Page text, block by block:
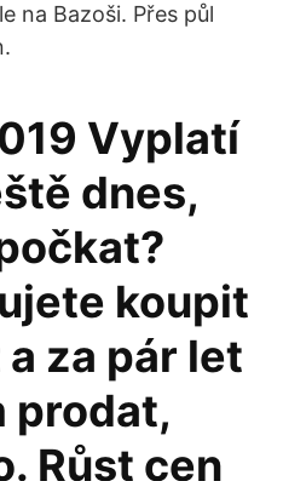
na Bazoši. Přes půl
Vyplatí
dnes,
koupit
za pár let
prodat,
Růst cen